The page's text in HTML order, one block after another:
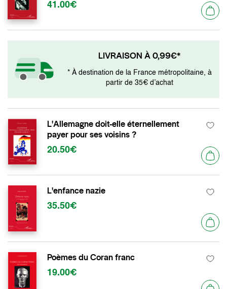
41.00€
LIVRAISON À 0,99€*
* À destination de la France métropolitaine, à
partir de 35€ d’achat
L'Allemagne doit-elle éternellement
payer pour ses voisins ?
20.50€
L'enfance nazie
35.50€
Poèmes du Coran franc
19.00€